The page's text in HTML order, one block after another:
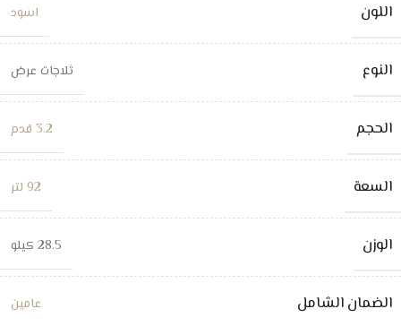
اللون اسود
النوع ثلاجات عرض
الحجم 3.2 قدم
السعة 92 لتر
الوزن 28.5 كيلو
الضمان الشامل عامين